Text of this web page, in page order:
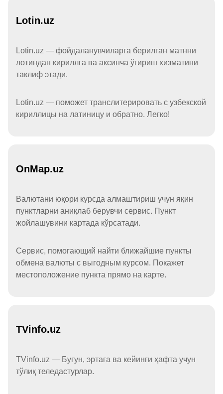
Lotin.uz
Lotin.uz — фойдаланувчиларга берилган матнни
лотиндан кириллга ва аксинча ўгириш хизматини
таклиф этади.
Lotin.uz — поможет транслитерировать с узбекской
кириллицы на латиницу и обратно. Легко!
OnMap.uz
Валютани юқори курсда алмаштириш учун яқин
пунктларни аниқлаб берувчи сервис. Пункт
жойлашувини картада кўрсатади.
Сервис, помогающий найти ближайшие пункты
обмена валюты с выгодным курсом. Покажет
местоположение пункта прямо на карте.
TVinfo.uz
TVinfo.uz — Бугун, эртага ва кейинги ҳафта учун
тўлиқ теледастурлар.